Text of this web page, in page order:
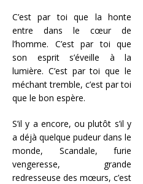
C’est par toi que la honte
entre dans le cœur de
l’homme. C’est par toi que
son esprit s’éveille à la
lumière. C’est par toi que le
méchant tremble, c’est par toi
que le bon espère.
S’il y a encore, ou plutôt s’il y
a déjà quelque pudeur dans le
monde, Scandale, furie
vengeresse, grande
redresseuse des mœurs, c’est